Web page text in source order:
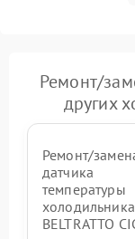
Ремонт/
других
Ремонт/
датчика
температуры
холодильника
BELTRATTO